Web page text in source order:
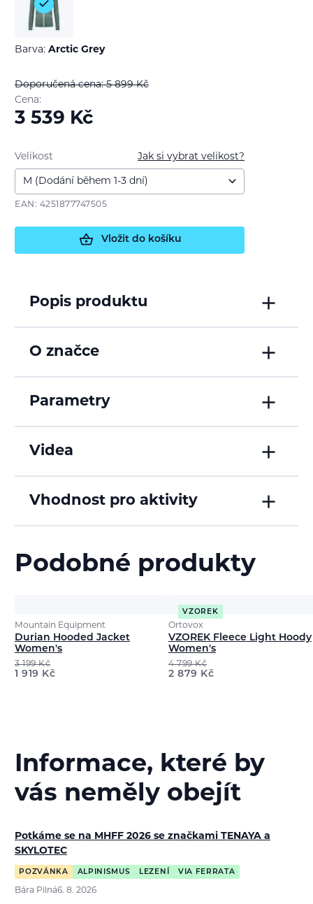
Barva: Arctic Grey
Doporučená cena: 5 899Kč
Cena:
3 539 Kč
Jak si vybrat velikost?
Velikost
EAN: 4251877747505
Vložit do košíku
Popis produktu
O značce
Parametry
Videa
Vhodnost pro aktivity
Podobné produkty
Mountain Equipment
Durian Hooded Jacket
Women's
3 199Kč
1 919 Kč
VZOREK
Ortovox
VZOREK Fleece Light Hoody
Women's
4 799Kč
2 879 Kč
Informace, které by
vás neměly obejít
Potkáme se na MHFF 2026 se značkami TENAYA a
SKYLOTEC
POZVÁNKA ALPINISMUS LEZENÍ VIA FERRATA
Bára Pilná6. 8. 2026